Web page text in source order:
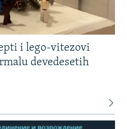
i lego-vitezovi
devedesetih